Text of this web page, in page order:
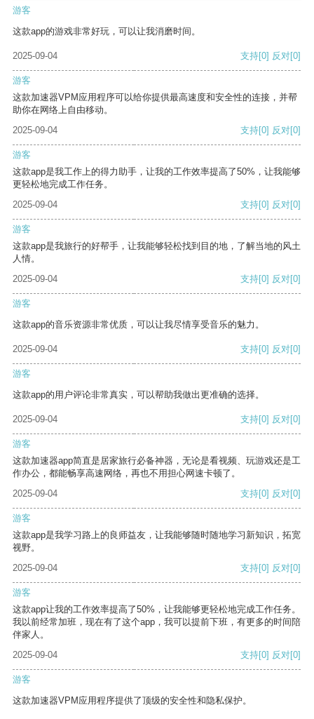
游客
这款app的游戏非常好玩，可以让我消磨时间。
2025-09-04 支持[0] 反对[0]
游客
这款加速器VPM应用程序可以给你提供最高速度和安全性的连接，并帮
助你在网络上自由移动。
2025-09-04
支持[0] 反对[0]
游客
这款app是我工作上的得力助手，让我的工作效率提高了50%，让我能够
更轻松地完成工作任务。
2025-09-04
支持[0] 反对[0]
游客
这款app是我旅行的好帮手，让我能够轻松找到目的地，了解当地的风土
人情。
2025-09-04
支持[0] 反对[0]
游客
这款app的音乐资源非常优质，可以让我尽情享受音乐的魅力。
2025-09-04 支持[0] 反对[0]
游客
这款app的用户评论非常真实，可以帮助我做出更准确的选择。
2025-09-04 支持[0] 反对[0]
游客
这款加速器app简直是居家旅行必备神器，无论是看视频、玩游戏还是工
作办公，都能畅享高速网络，再也不用担心网速卡顿了。
2025-09-04
支持[0] 反对[0]
游客
这款app是我学习路上的良师益友，让我能够随时随地学习新知识，拓宽
视野。
2025-09-04
支持[0] 反对[0]
游客
这款app让我的工作效率提高了50%，让我能够更轻松地完成工作任务。
我以前经常加班，现在有了这个app，我可以提前下班，有更多的时间陪
伴家人。
2025-09-04
支持[0] 反对[0]
游客
这款加速器VPM应用程序提供了顶级的安全性和隐私保护。